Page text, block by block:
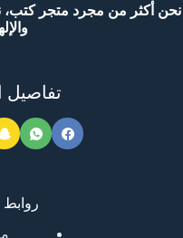
نحن أكثر من مجرد متجر كتب،
تفاصيل